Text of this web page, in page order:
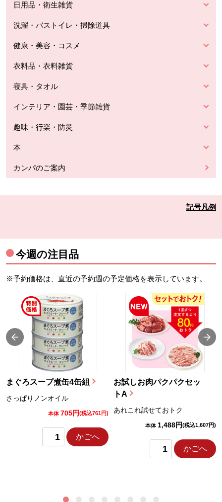
日用品・衛生雑貨
洗濯・バストイレ・掃除道具
健康・美容・コスメ
衣料品・衣料雑貨
寝具・タオル
インテリア・園芸・季節雑貨
趣味・行楽・防災
本
カンパのご案内
記号凡例
今週の注目品
※予約価格は、直近の予約週の予定価格を表示しています。
まぐろスープ煮缶4缶組
さっぱりノンオイル
本体 705円(税込761円)
かごへ
お試しお肉パクパクセッ
トA
あれこれ試せておトク
本体 1,488円(税込1,607円)
かごへ